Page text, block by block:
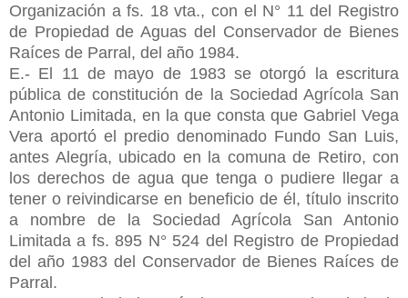
Organización a fs. 18 vta., con el N° 11 del Registro
de Propiedad de Aguas del Conservador de Bienes
Raíces de Parral, del año 1984.
E.- El 11 de mayo de 1983 se otorgó la escritura
pública de constitución de la Sociedad Agrícola San
Antonio Limitada, en la que consta que Gabriel Vega
Vera aportó el predio denominado Fundo San Luis,
antes Alegría, ubicado en la comuna de Retiro, con
los derechos de agua que tenga o pudiere llegar a
tener o reivindicarse en beneficio de él, título inscrito
a nombre de la Sociedad Agrícola San Antonio
Limitada a fs. 895 N° 524 del Registro de Propiedad
del año 1983 del Conservador de Bienes Raíces de
Parral.